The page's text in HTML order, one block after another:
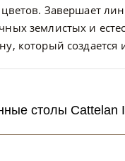
цветов. Завершает
землистых и
который
столы Cattelan